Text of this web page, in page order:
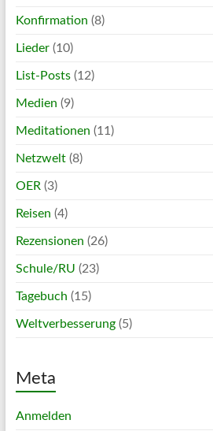
Konfirmation (8)
Lieder(10)
List-Posts(12)
Medien (9)
Meditationen (11)
Netzwelt(8)
OER (3)
Reisen (4)
Rezensionen (26)
Schule/RU (23)
Tagebuch (15)
Weltverbesserung(5)
Meta
Anmelden